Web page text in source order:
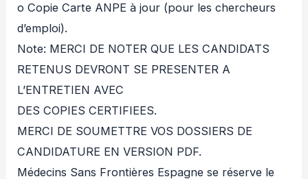
o Copie Carte ANPE à jour (pour les chercheurs
d’emploi).
Note: MERCI DE NOTER QUE LES CANDIDATS
RETENUS DEVRONT SE PRESENTER A
L’ENTRETIEN AVEC
DES COPIES CERTIFIEES.
MERCI DE SOUMETTRE VOS DOSSIERS DE
CANDIDATURE EN VERSION PDF.
Médecins Sans Frontières Espagne se réserve le